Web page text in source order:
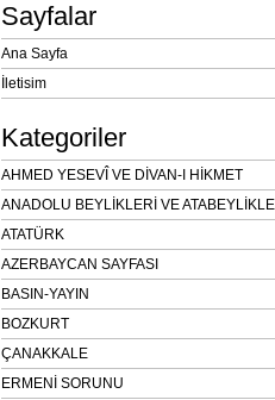
Sayfalar
Ana Sayfa
İletisim
Kategoriler
AHMED YESEVÎ VE DİVAN-I HİKMET
ANADOLU BEYLİKLERİ VE
ATATÜRK
AZERBAYCAN SAYFASI
BASIN-YAYIN
BOZKURT
ÇANAKKALE
ERMENİ SORUNU